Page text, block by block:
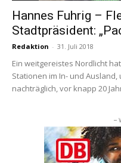
Hannes Fuhrig –
Stadtpräsident:
Redaktion - 31. Juli 2018
Ein weitgereistes Nordlicht
Stationen im In- und
nachträglich, vor knapp 20
–